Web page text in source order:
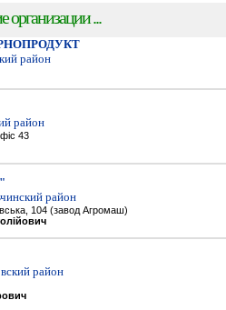
организации ...
район
район
43
район
104 (завод Агромаш)
район